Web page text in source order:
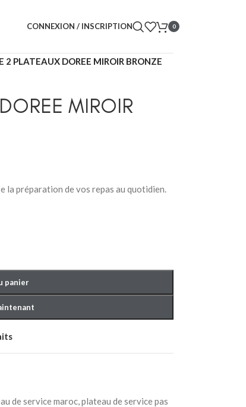
CONNEXION / INSCRIPTION 0
2 PLATEAUX DOREE MIROIR BRONZE
MIROIR
préparation de vos repas au quotidien.
panier
de service maroc,plateau de service pas